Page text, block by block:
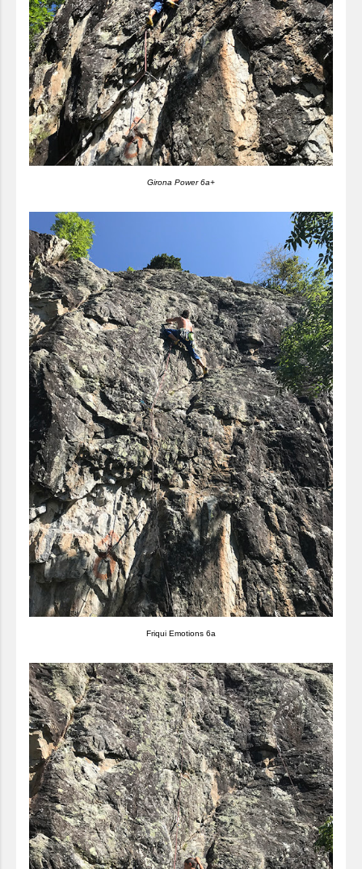
Girona Power 6a+
Friqui Emotions 6a